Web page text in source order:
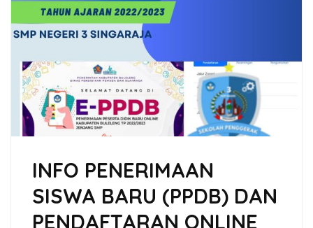
INFO PENERIMAAN
SISWA BARU (PPDB) DAN
PENDAFTARAN ONLINE